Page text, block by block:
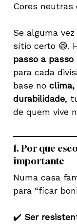
Cores neutras
Se alguma
sítio certo 😄.
passo a passo
para cada
base no clima,
durabilidade,
de quem vive
1. Por que
importante
Numa casa
para “ficar
✔️ Ser